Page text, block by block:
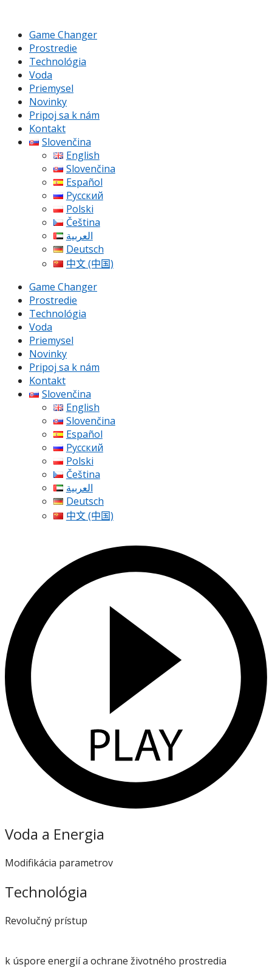
Game Changer
Prostredie
Technológia
Voda
Priemysel
Novinky
Pripoj sa k nám
Kontakt
Slovenčina
English
Slovenčina
Español
Русский
Polski
Čeština
العربية
Deutsch
中文 (中国)
Game Changer
Prostredie
Technológia
Voda
Priemysel
Novinky
Pripoj sa k nám
Kontakt
Slovenčina
English
Slovenčina
Español
Русский
Polski
Čeština
العربية
Deutsch
中文 (中国)
Voda a Energia
Modifikácia parametrov
Technológia
Revolučný prístup
k úspore energií a ochrane životného prostredia